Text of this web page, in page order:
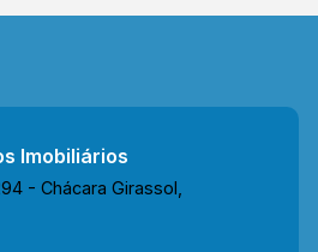
Imobiliários
- Chácara Girassol,